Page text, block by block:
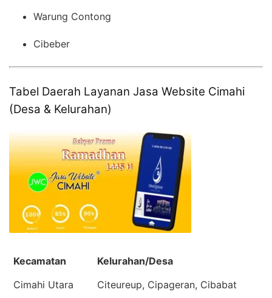
Warung Contong
Cibeber
Tabel Daerah Layanan Jasa Website Cimahi
(Desa & Kelurahan)
Kecamatan
Kelurahan/Desa
Cimahi Utara
Citeureup, Cipageran, Cibabat